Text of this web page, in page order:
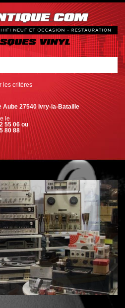
les critères
Aube 27540 Ivry-la-Bataille
le
55 06 ou
80 88